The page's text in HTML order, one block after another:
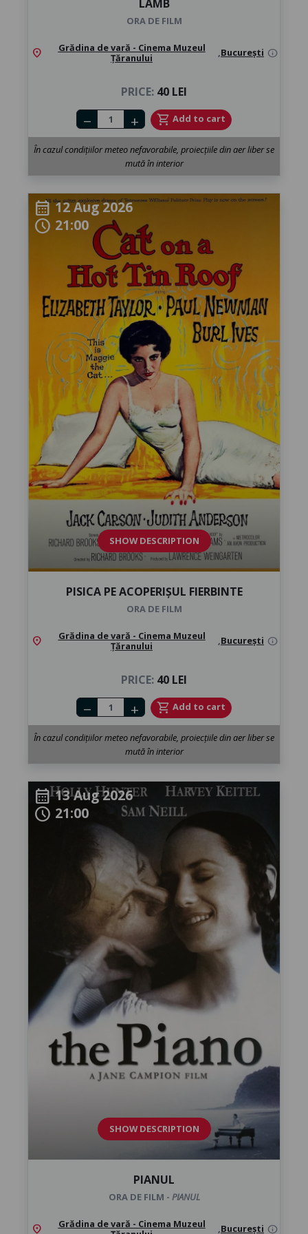
LAMB
ORA DE FILM
location_on
Grădina de vară - Cinema Muzeul
Țăranului
,București info
PRICE: 40 LEI
Number of tickets
remove add shopping_cart Add to cart
În cazul condițiilor meteo nefavorabile, proiecțiile din aer liber se
mută în interior
calendar_month12 Aug 2026
schedule 21:00
SHOW DESCRIPTION
PISICA PE ACOPERIȘUL FIERBINTE
ORA DE FILM
location_on
Grădina de vară - Cinema Muzeul
Țăranului
,București info
PRICE: 40 LEI
Number of tickets
remove add shopping_cart Add to cart
În cazul condițiilor meteo nefavorabile, proiecțiile din aer liber se
mută în interior
calendar_month13 Aug 2026
schedule 21:00
SHOW DESCRIPTION
PIANUL
ORA DE FILM - PIANUL
location_on
Grădina de vară - Cinema Muzeul
,București info